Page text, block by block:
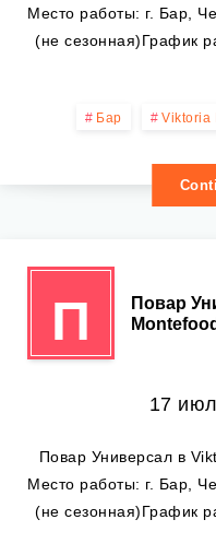
Место работы: г. Бар,
(не сезонная)График
Бар Viktoria
П
Повар
17
Повар Универсал в
Место работы: г. Бар,
(не сезонная)График